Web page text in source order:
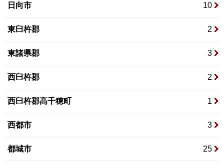
日向市 10
東臼杵郡 2
東諸県郡 3
西臼杵郡 2
西臼杵郡高千穂町 1
西都市 3
都城市 25